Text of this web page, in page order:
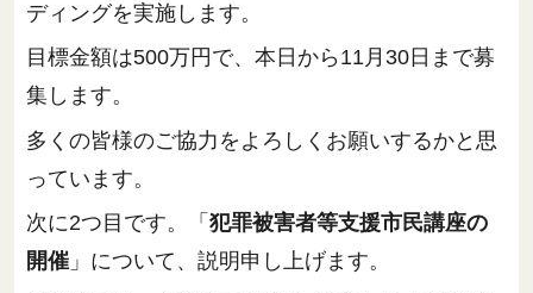
ディングを実施します。
目標金額は500万円で、本日から11月30日まで募
集します。
多くの皆様のご協力をよろしくお願いするかと思
っています。
次に2つ目です。「 犯罪被害者等支援市民講座の
開催 」について、説明申し上げます。